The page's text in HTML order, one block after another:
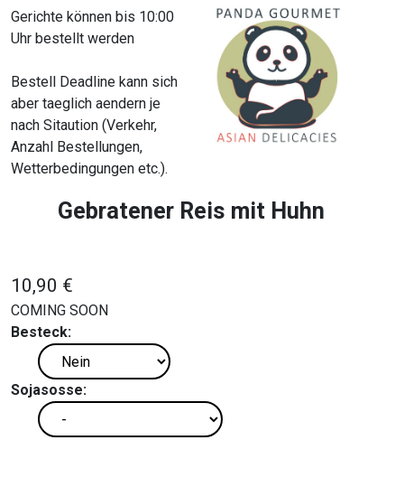
Gerichte können bis 10:00
Uhr bestellt werden
Bestell Deadline kann sich
aber taeglich aendern je
nach Sitaution (Verkehr,
Anzahl Bestellungen,
Wetterbedingungen etc.).
Gebratener Reis mit Huhn
10,90 €
COMING SOON
Besteck:
Sojasosse: